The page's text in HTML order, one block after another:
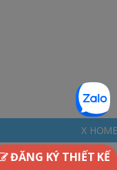
ĐĂNG KÝ THIẾT KẾ
X HOME -